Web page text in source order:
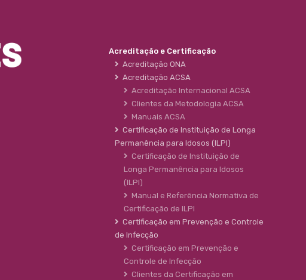
Acreditação e Certificação
Acreditação ONA
Acreditação ACSA
Acreditação Internacional ACSA
Clientes da Metodologia ACSA
Manuais ACSA
Certificação de Instituição de Longa
Permanência para Idosos (ILPI)
Certificação de Instituição de
Longa Permanência para Idosos
(ILPI)
Manual e Referência Normativa de
Certificação de ILPI
Certificação em Prevenção e Controle
de Infecção
Certificação em Prevenção e
Controle de Infecção
Clientes da Certificação em